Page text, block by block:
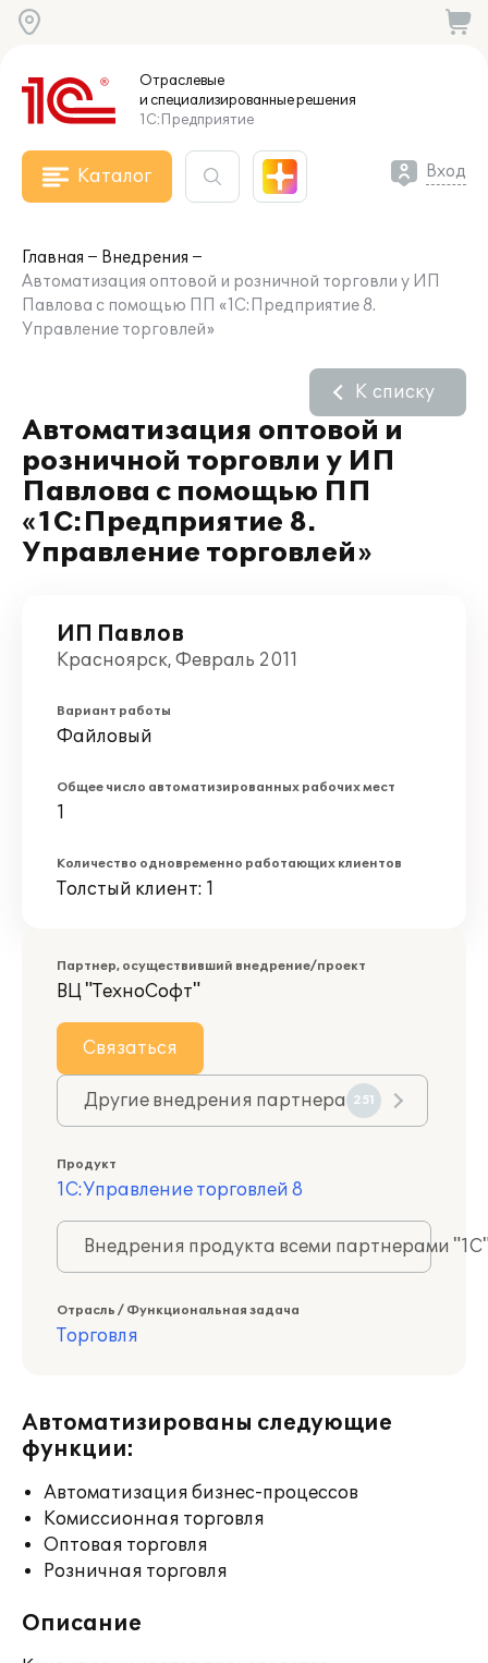
Отраслевые
и специализированныерешения
1С:Предприятие
Каталог Вход
Главная
Внедрения
Автоматизация оптовой и розничной торговли у ИП
Павлова с помощью ПП «1С:Предприятие 8.
Управление торговлей»
Автоматизация оптовой и
розничной торговли у ИП
Павлова с помощью ПП
«1С:Предприятие 8.
Управление торговлей»
К списку
ИП Павлов
Красноярск, Февраль 2011
Вариант работы
Файловый
Общее число автоматизированных рабочих мест
1
Количество одновременно работающих клиентов
Толстый клиент: 1
Партнер, осуществивший внедрение/проект
ВЦ "ТехноСофт"
Связаться
Другие внедрения партнера 251
Продукт
1С:Управление торговлей 8
Внедрения продукта всеми партнерами
Отрасль / Функциональная задача
Торговля
Автоматизированы следующие
функции:
Автоматизация бизнес-процессов
Комиссионная торговля
Оптовая торговля
Розничная торговля
Описание